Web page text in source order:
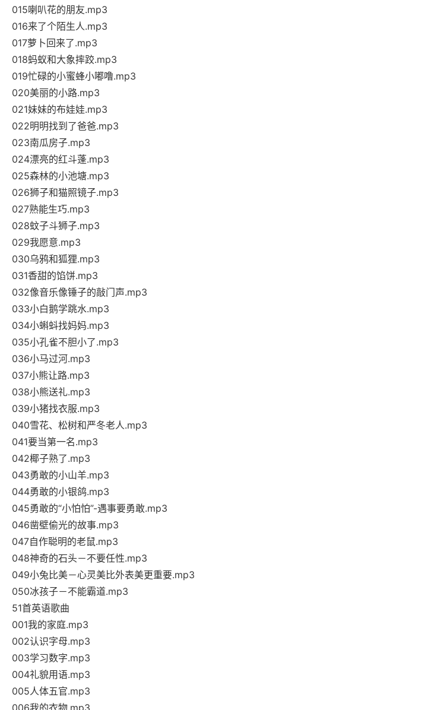
015喇叭花的朋友.mp3
016来了个陌生人.mp3
017萝卜回来了.mp3
018蚂蚁和大象摔跤.mp3
019忙碌的小蜜蜂小嘟噜.mp3
020美丽的小路.mp3
021妹妹的布娃娃.mp3
022明明找到了爸爸.mp3
023南瓜房子.mp3
024漂亮的红斗蓬.mp3
025森林的小池塘.mp3
026狮子和猫照镜子.mp3
027熟能生巧.mp3
028蚊子斗狮子.mp3
029我愿意.mp3
030乌鸦和狐狸.mp3
031香甜的馅饼.mp3
032像音乐像锤子的敲门声.mp3
033小白鹅学跳水.mp3
034小蝌蚪找妈妈.mp3
035小孔雀不胆小了.mp3
036小马过河.mp3
037小熊让路.mp3
038小熊送礼.mp3
039小猪找衣服.mp3
040雪花、松树和严冬老人.mp3
041要当第一名.mp3
042椰子熟了.mp3
043勇敢的小山羊.mp3
044勇敢的小银鸽.mp3
045勇敢的“小怕怕”-遇事要勇敢.mp3
046凿壁偷光的故事.mp3
047自作聪明的老鼠.mp3
048神奇的石头－不要任性.mp3
049小兔比美－心灵美比外表美更重要.mp3
050冰孩子－不能霸道.mp3
51首英语歌曲
001我的家庭.mp3
002认识字母.mp3
003学习数字.mp3
004礼貌用语.mp3
005人体五官.mp3